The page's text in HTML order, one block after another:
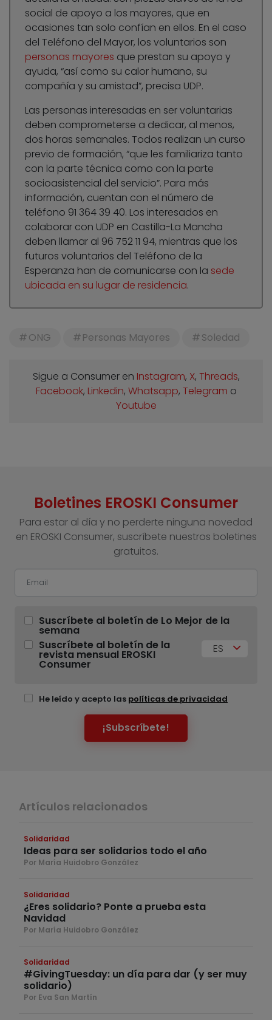
social de apoyo a los mayores, que en
ocasiones tan solo confían en ellos. En el caso
del Teléfono del Mayor, los voluntarios son
personas mayores que prestan su apoyo y
ayuda, “así como su calor humano, su
compañía y su amistad”, precisa UDP.
Las personas interesadas en ser voluntarias
deben comprometerse a dedicar, al menos,
dos horas semanales. Todos realizan un curso
previo de formación, “que les familiariza tanto
con la parte técnica como con la parte
socioasistencial del servicio”. Para más
información, cuentan con el número de
teléfono 91 364 39 40. Los interesados en
colaborar con UDP en Castilla-La Mancha
deben llamar al 96 752 11 94, mientras que los
futuros voluntarios del Teléfono de la
Esperanza han de comunicarse con la sede
ubicada en su lugar de residencia.
ONG Personas Mayores Soledad
Sigue a Consumer en Instagram, X, Threads,
Facebook, Linkedin, Whatsapp, Telegram o
Youtube
Boletines EROSKI Consumer
Para estar al día y no perderte ninguna novedad
en EROSKI Consumer, suscríbete nuestros boletines
gratuitos.
Suscríbete al boletín de Lo Mejor de la
semana
Suscríbete al boletín de la
revista mensual EROSKI
Consumer
ES
He leído y acepto las políticas de privacidad
¡Subscríbete!
Artículos relacionados
Solidaridad
Ideas para ser solidarios todo el año
Por María Huidobro González
Solidaridad
¿Eres solidario? Ponte a prueba esta
Navidad
Por María Huidobro González
Solidaridad
#GivingTuesday: un día para dar (y ser muy
solidario)
Por Eva San Martín